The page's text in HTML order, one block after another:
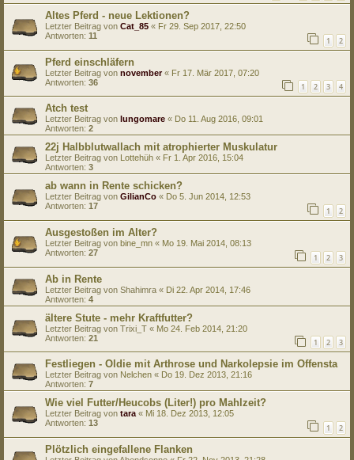
Altes Pferd - neue Lektionen?
Letzter Beitrag von Cat_85 « Fr 29. Sep 2017, 22:50
Antworten: 11 1 2
Pferd einschläfern
Letzter Beitrag von november« Fr 17. Mär 2017, 07:20
Antworten: 36 1 2 3 4
Atch test
Letzter Beitrag von lungomare « Do 11. Aug 2016, 09:01
Antworten: 2
22j Halbblutwallach mit atrophierter Muskulatur
Letzter Beitrag von Lottehüh « Fr 1. Apr 2016, 15:04
Antworten: 3
ab wann in Rente schicken?
Letzter Beitrag von GilianCo « Do 5. Jun 2014, 12:53
Antworten: 17 1 2
Ausgestoßen im Alter?
Letzter Beitrag von bine_mn « Mo 19. Mai 2014, 08:13
Antworten: 27 1 2 3
Ab in Rente
Letzter Beitrag von Shahimra « Di 22. Apr 2014, 17:46
Antworten: 4
ältere Stute - mehr Kraftfutter?
Letzter Beitrag von Trixi_T « Mo 24. Feb 2014, 21:20
Antworten: 21 1 2 3
Festliegen - Oldie mit Arthrose und Narkolepsie im Offensta
Letzter Beitrag von Nelchen « Do 19. Dez 2013, 21:16
Antworten: 7
Wie viel Futter/Heucobs (Liter!) pro Mahlzeit?
Letzter Beitrag von tara « Mi 18. Dez 2013, 12:05
Antworten: 13 1 2
Plötzlich eingefallene Flanken